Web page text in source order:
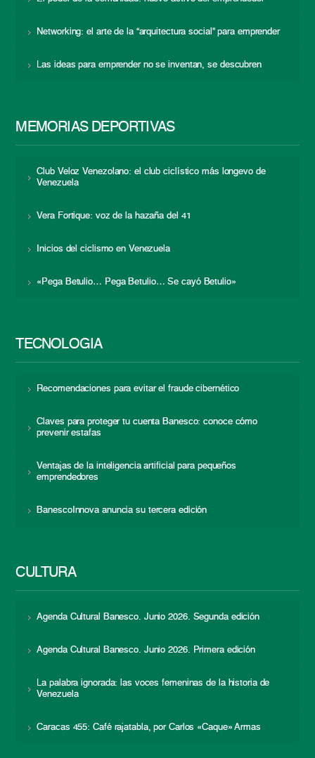
Networking: el arte de la “arquitectura social” para emprender
Las ideas para emprender no se inventan, se descubren
MEMORIAS DEPORTIVAS
Club Veloz Venezolano: el club ciclístico más longevo de
Venezuela
Vera Fortique: voz de la hazaña del 41
Inicios del ciclismo en Venezuela
«Pega Betulio… Pega Betulio… Se cayó Betulio»
TECNOLOGÍA
Recomendaciones para evitar el fraude cibernético
Claves para proteger tu cuenta Banesco: conoce cómo
prevenir estafas
Ventajas de la inteligencia artificial para pequeños
emprendedores
BanescoInnova anuncia su tercera edición
CULTURA
Agenda Cultural Banesco. Junio 2026. Segunda edición
Agenda Cultural Banesco. Junio 2026. Primera edición
La palabra ignorada: las voces femeninas de la historia de
Venezuela
Caracas 455: Café rajatabla, por Carlos «Caque» Armas